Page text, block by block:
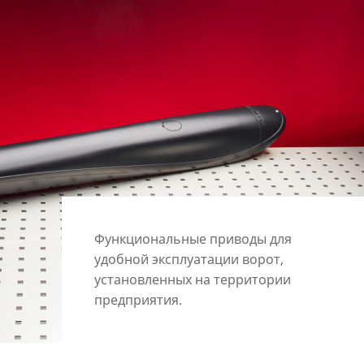
Функциональные приводы для
удобной эксплуатации ворот,
установленных на территории
предприятия.